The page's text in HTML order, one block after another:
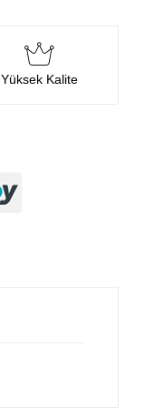
Yüksek Kalite